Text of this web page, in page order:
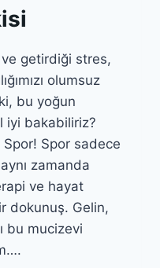
ve getirdiği stres,
olumsuz
bu yoğun
iyi bakabiliriz?
Spor sadece
zamanda
ve hayat
dokunuş. Gelin,
bu mucizevi